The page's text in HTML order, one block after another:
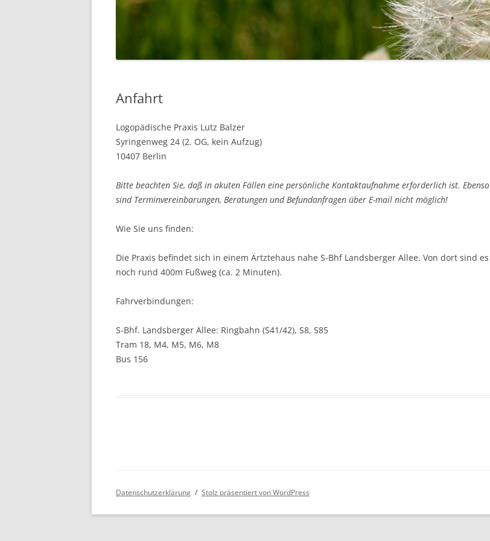
Anfahrt
Logopädische Praxis Lutz Balzer
Syringenweg 24 (2. OG, kein Aufzug)
10407 Berlin
Bitte beachten Sie, daß in akuten Fällen eine persönliche Kontaktaufnahme erforderlich ist. Ebenso
sind Terminvereinbarungen, Beratungen und Befundanfragen über E-mail nicht möglich!
Wie Sie uns finden:
Die Praxis befindet sich in einem Ärtztehaus nahe S-Bhf Landsberger Allee. Von dort sind es
noch rund 400m Fußweg (ca. 2 Minuten).
Fahrverbindungen:
S-Bhf. Landsberger Allee: Ringbahn (S41/42), S8, S85
Tram 18, M4, M5, M6, M8
Bus 156
Datenschutzerklärung Stolz präsentiert von WordPress